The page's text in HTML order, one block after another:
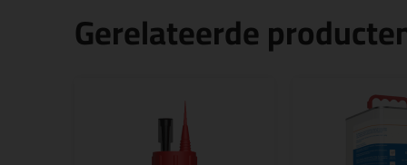
Gerelateerde